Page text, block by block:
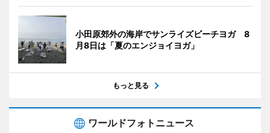
小田原郊外の海岸でサンライズビーチヨガ 8
月8日は「夏のエンジョイヨガ」
もっと見る
ワールドフォトニュース